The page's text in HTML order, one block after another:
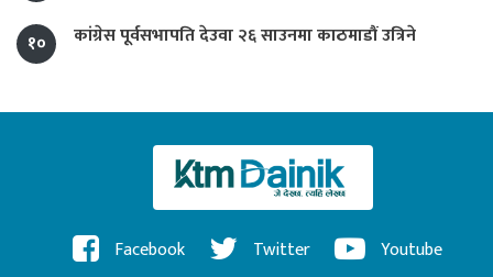
१० कांग्रेस पूर्वसभापति देउवा २६ साउनमा काठमाडौं उत्रिने
Facebook Twitter Youtube